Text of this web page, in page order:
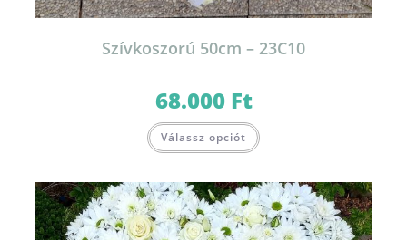
Szívkoszorú 50cm – 23C10
68.000 Ft
Válassz opciót